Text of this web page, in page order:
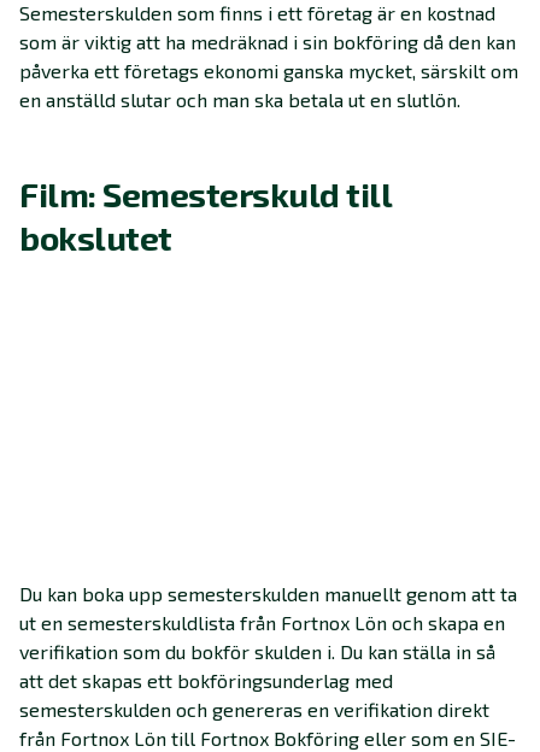
Semesterskulden som finns i ett företag är en kostnad
som är viktig att ha medräknad i sin bokföring då den kan
påverka ett företags ekonomi ganska mycket, särskilt om
en anställd slutar och man ska betala ut en slutlön.
Film: Semesterskuld till
bokslutet
Du kan boka upp semesterskulden manuellt genom att ta
ut en semesterskuldlista från Fortnox Lön och skapa en
verifikation som du bokför skulden i. Du kan ställa in så
att det skapas ett bokföringsunderlag med
semesterskulden och genereras en verifikation direkt
från Fortnox Lön till Fortnox Bokföring eller som en SIE-